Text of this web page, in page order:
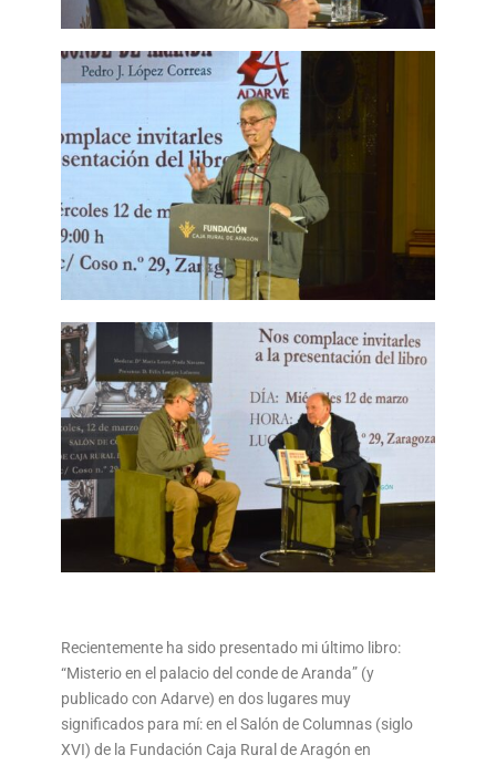
Recientemente ha sido presentado mi último libro:
“Misterio en el palacio del conde de Aranda” (y
publicado con Adarve) en dos lugares muy
significados para mí: en el Salón de Columnas (siglo
XVI) de la Fundación Caja Rural de Aragón en